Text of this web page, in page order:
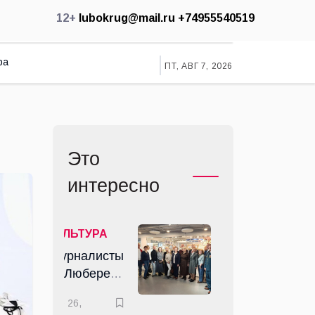
12+ lubokrug@mail.ru +74955540519
ПТ, АВГ 7, 2026
Это
интересно
КУЛЬТУРА
Журналисты
из Люберец
в пресс-туре
апр 26,